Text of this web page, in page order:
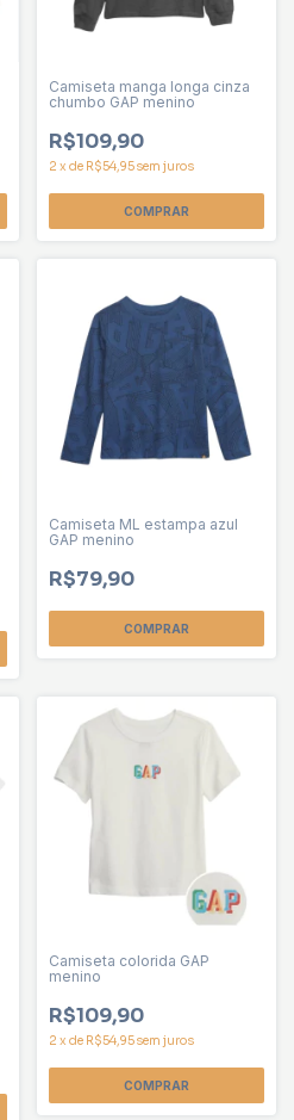
Camiseta manga longa cinza
chumbo GAP menino
R$109,90
2 x de R$54,95sem juros
COMPRAR
Camiseta ML estampa azul
GAP menino
R$79,90
COMPRAR
Camiseta colorida GAP
menino
R$109,90
2 x de R$54,95sem juros
COMPRAR